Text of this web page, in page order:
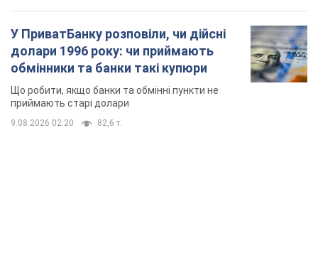
У ПриватБанку розповіли, чи дійсні
долари 1996 року: чи приймають
обмінники та банки такі купюри
Що робити, якщо банки та обмінні пункти не
приймають старі долари
9.08.2026 02:20 82,6 т.